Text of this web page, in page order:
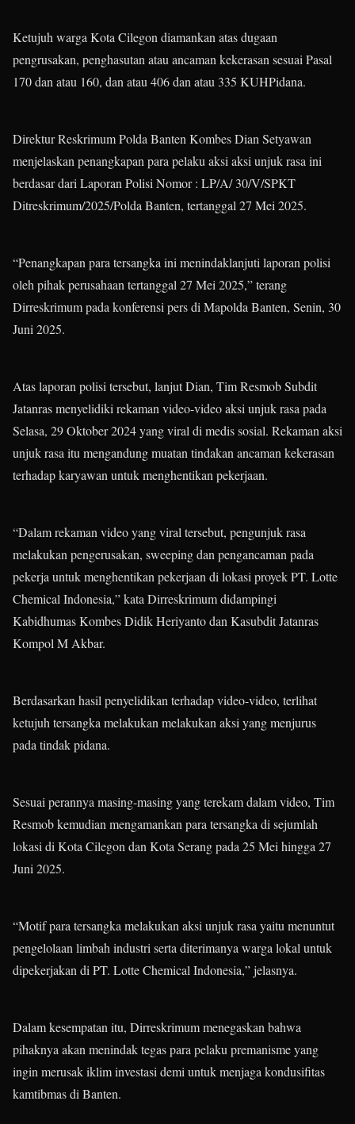
Ketujuh warga Kota Cilegon diamankan atas dugaan
pengrusakan, penghasutan atau ancaman kekerasan sesuai Pasal
170 dan atau 160, dan atau 406 dan atau 335 KUHPidana.
Direktur Reskrimum Polda Banten Kombes Dian Setyawan
menjelaskan penangkapan para pelaku aksi aksi unjuk rasa ini
berdasar dari Laporan Polisi Nomor : LP/A/ 30/V/SPKT
Ditreskrimum/2025/Polda Banten, tertanggal 27 Mei 2025.
“Penangkapan para tersangka ini menindaklanjuti laporan polisi
oleh pihak perusahaan tertanggal 27 Mei 2025,” terang
Dirreskrimum pada konferensi pers di Mapolda Banten, Senin, 30
Juni 2025.
Atas laporan polisi tersebut, lanjut Dian, Tim Resmob Subdit
Jatanras menyelidiki rekaman video-video aksi unjuk rasa pada
Selasa, 29 Oktober 2024 yang viral di medis sosial. Rekaman aksi
unjuk rasa itu mengandung muatan tindakan ancaman kekerasan
terhadap karyawan untuk menghentikan pekerjaan.
“Dalam rekaman video yang viral tersebut, pengunjuk rasa
melakukan pengerusakan, sweeping dan pengancaman pada
pekerja untuk menghentikan pekerjaan di lokasi proyek PT. Lotte
Chemical Indonesia,” kata Dirreskrimum didampingi
Kabidhumas Kombes Didik Heriyanto dan Kasubdit Jatanras
Kompol M Akbar.
Berdasarkan hasil penyelidikan terhadap video-video, terlihat
ketujuh tersangka melakukan melakukan aksi yang menjurus
pada tindak pidana.
Sesuai perannya masing-masing yang terekam dalam video, Tim
Resmob kemudian mengamankan para tersangka di sejumlah
lokasi di Kota Cilegon dan Kota Serang pada 25 Mei hingga 27
Juni 2025.
“Motif para tersangka melakukan aksi unjuk rasa yaitu menuntut
pengelolaan limbah industri serta diterimanya warga lokal untuk
dipekerjakan di PT. Lotte Chemical Indonesia,” jelasnya.
Dalam kesempatan itu, Dirreskrimum menegaskan bahwa
pihaknya akan menindak tegas para pelaku premanisme yang
ingin merusak iklim investasi demi untuk menjaga kondusifitas
kamtibmas di Banten.